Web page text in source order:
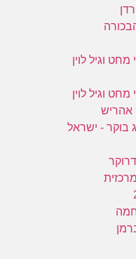
בוקר - ישראל